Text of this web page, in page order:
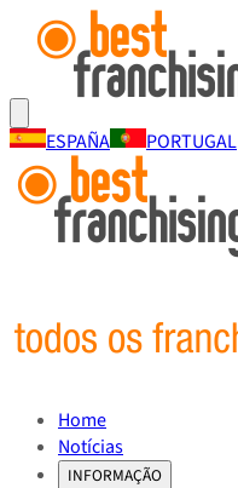
ESPAÑA PORTUGAL
Home
Notícias
INFORMAÇÃO